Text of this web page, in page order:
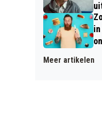
Meer artikelen